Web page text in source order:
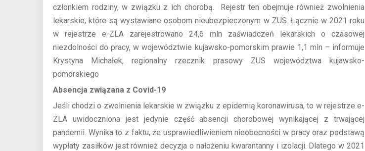
członkiem rodziny, w związku z ich chorobą. Rejestr ten obejmuje również zwolnienia
lekarskie, które są wystawiane osobom nieubezpieczonym w ZUS. Łącznie w 2021 roku
w rejestrze e-ZLA zarejestrowano 24,6 mln zaświadczeń lekarskich o czasowej
niezdolności do pracy, w województwie kujawsko-pomorskim prawie 1,1 mln – informuje
Krystyna Michałek, regionalny rzecznik prasowy ZUS województwa kujawsko-
pomorskiego
Absencja związana z Covid-19
Jeśli chodzi o zwolnienia lekarskie w związku z epidemią koronawirusa, to w rejestrze e-
ZLA uwidoczniona jest jedynie część absencji chorobowej wynikającej z trwającej
pandemii. Wynika to z faktu, że usprawiedliwieniem nieobecności w pracy oraz podstawą
wypłaty zasiłków jest również decyzja o nałożeniu kwarantanny i izolacji. Dlatego w 2021